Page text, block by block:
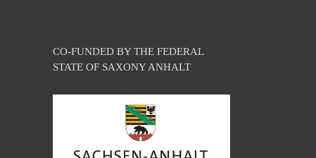
CO-FUNDED BY THE FEDERAL
STATE OF SAXONY ANHALT